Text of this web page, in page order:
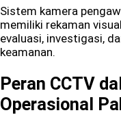
Sistem kamera
memiliki rekaman
evaluasi, investigasi,
keamanan.
Peran CCTV
Operasional